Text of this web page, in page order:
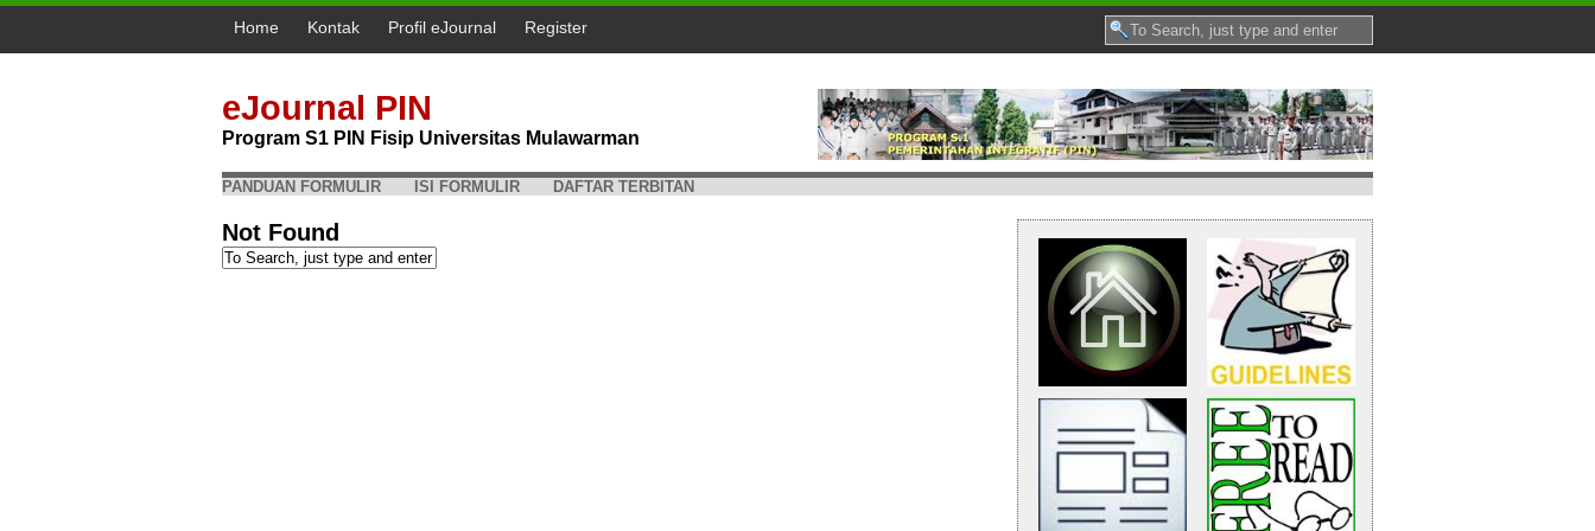
Home Kontak Profil eJournal Register
eJournal PIN
Program S1 PIN Fisip Universitas Mulawarman
PANDUAN FORMULIR ISI FORMULIR DAFTAR TERBITAN
Not Found